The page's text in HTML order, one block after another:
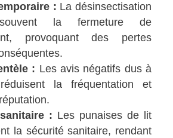
: La désinsectisation
la fermeture de
provoquant des pertes
: Les avis négatifs dus à
réduisent la fréquentation et
: Les punaises de lit
la sécurité sanitaire, rendant